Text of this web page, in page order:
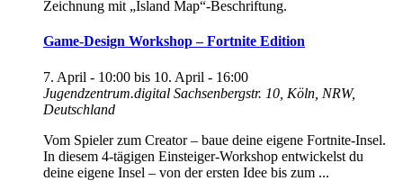
Game-Design Workshop – Fortnite Edition
7. April - 10:00 bis 10. April - 16:00
Jugendzentrum.digital Sachsenbergstr. 10, Köln, NRW,
Deutschland
Vom Spieler zum Creator – baue deine eigene Fortnite-Insel.
In diesem 4-tägigen Einsteiger-Workshop entwickelst du
deine eigene Insel – von der ersten Idee bis zum ...